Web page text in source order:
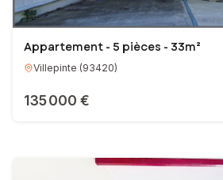
Appartement - 5 pièces - 33m²
Villepinte (93420)
135 000 €